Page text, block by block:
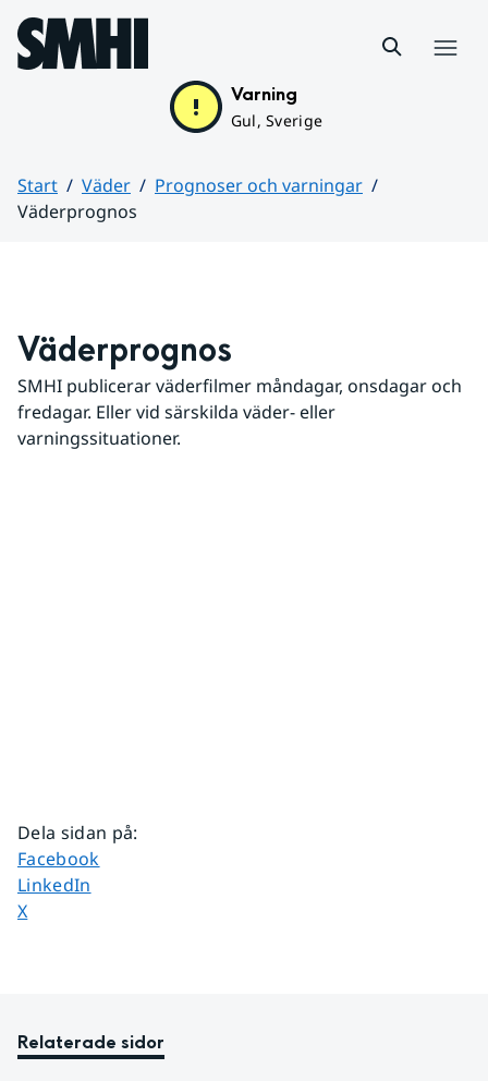
Hoppa till sidans innehåll
Varning
Gul, Sverige
Start Väder
Prognoser och varningar
Väderprognos
Väderprognos
SMHI publicerar väderfilmer måndagar, onsdagar och
fredagar. Eller vid särskilda väder- eller
varningssituationer.
Dela sidan på:
Dela sidan på
Facebook
Dela sidan på
LinkedIn
Dela sidan på
X
Relaterade sidor